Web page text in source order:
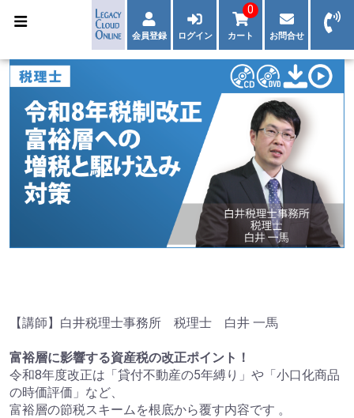
会員登録 ログイン カート
0
お問合せ
【講師】白井税理士事務所 税理士 白井 一馬
富裕層に影響する資産税の改正ポイント！
令和8年度改正は「貸付不動産の5年縛り」や「小口化商品
の時価評価」など、
富裕層の節税スキームを根底から覆す内容です 。